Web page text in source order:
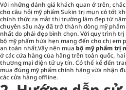
Với những đánh giá khách quan ở trên,
cho câu hỏi mỹ phẩm Sukin trị mụn có tốt
chính thức ra mắt thị trường làm đẹp từ
chuyên sâu này đã trở thành dòng mỹ
nhất do phái đẹp bình chọn. Với quy trình
bộ mỹ phẩm hứa hẹn mang đến cho chị em
an toàn nhất.Vậy nên mua bộ mỹ phẩm trị
ở các cửa hàng của hãng trên toàn quốc,
thương mại điện tử uy tín. Có thể kể đến
mua đúng mỹ phẩm chính hãng vừa nhận
các cửa hàng offline.